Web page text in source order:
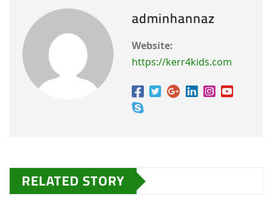
adminhannaz
Website:
https://kerr4kids.com
RELATED STORY